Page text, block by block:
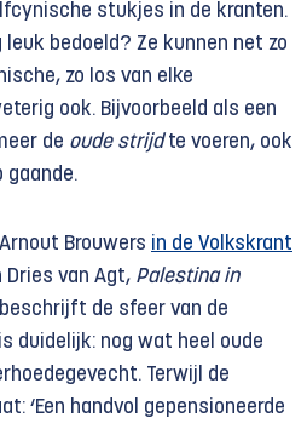
stukjes in de kranten.
bedoeld? Ze kunnen net zo
zo los van elke
ook. Bijvoorbeeld als een
de oude strijdte voeren, ook
gaande.
Brouwers in de Volkskrant
Dries van Agt, Palestina in
de sfeer van de
duidelijk: nog wat heel oude
Terwijl de
‘Een handvol gepensioneerde